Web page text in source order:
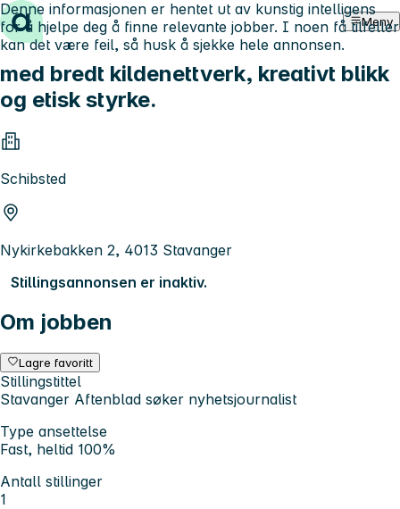
Hopp til innhold Meny
med bredt kildenettverk, kreativt blikk
og etisk styrke.
Schibsted
Nykirkebakken 2, 4013 Stavanger
Stillingsannonsen er inaktiv.
Om jobben
Lagre favoritt
Stillingstittel
Stavanger Aftenblad søker nyhetsjournalist
Type ansettelse
Fast, heltid 100%
Antall stillinger
1
Denne informasjonen er hentet ut av kunstig intelligens
for å hjelpe deg å finne relevante jobber. I noen få tilfeller
kan det være feil, så husk å sjekke hele annonsen.